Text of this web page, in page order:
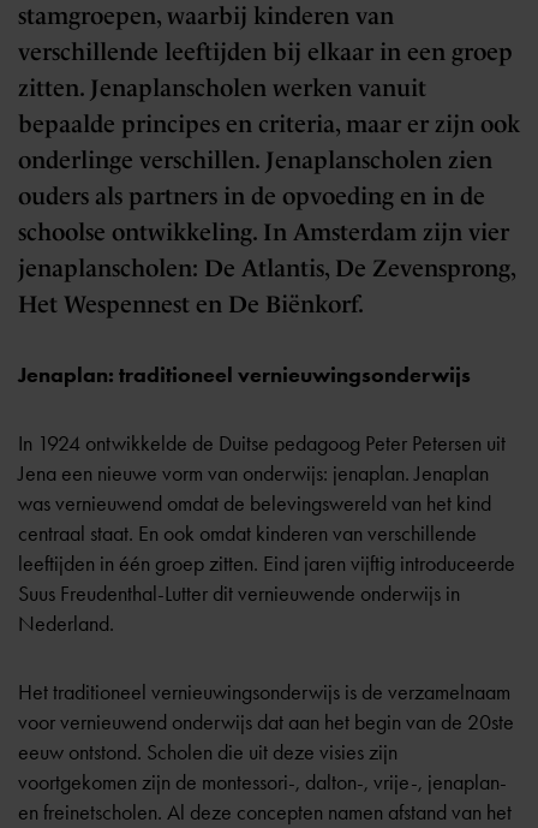
stamgroepen, waarbij kinderen van
verschillende leeftijden bij elkaar in een groep
zitten. Jenaplanscholen werken vanuit
bepaalde principes en criteria, maar er zijn ook
onderlinge verschillen. Jenaplanscholen zien
ouders als partners in de opvoeding en in de
schoolse ontwikkeling. In Amsterdam zijn vier
jenaplanscholen: De Atlantis, De Zevensprong,
Het Wespennest en De Biënkorf.
Jenaplan: traditioneel vernieuwingsonderwijs
In 1924 ontwikkelde de Duitse pedagoog Peter Petersen uit
Jena een nieuwe vorm van onderwijs: jenaplan. Jenaplan
was vernieuwend omdat de belevingswereld van het kind
centraal staat. En ook omdat kinderen van verschillende
leeftijden in één groep zitten. Eind jaren vijftig introduceerde
Suus Freudenthal-Lutter dit vernieuwende onderwijs in
Nederland.
Hettraditioneel vernieuwingsonderwijs is de verzamelnaam
voor vernieuwend onderwijs dat aan het begin van de 20ste
eeuw ontstond. Scholen die uit deze visies zijn
voortgekomen zijn de montessori-, dalton-, vrije-, jenaplan-
en freinetscholen. Al deze concepten namen afstand van het